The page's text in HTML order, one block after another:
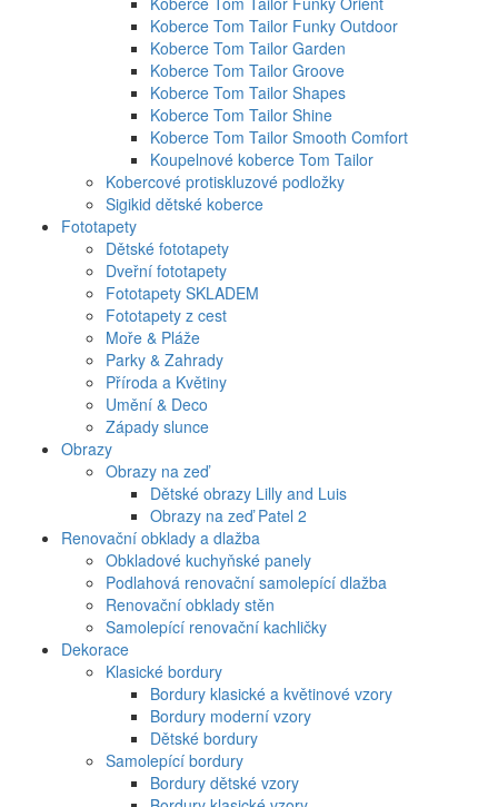
Koberce Tom Tailor Funky Outdoor
Koberce Tom Tailor Garden
Koberce Tom Tailor Groove
Koberce Tom Tailor Shapes
Koberce Tom Tailor Shine
Koberce Tom Tailor Smooth Comfort
Koupelnové koberce Tom Tailor
Kobercové protiskluzové podložky
Sigikid dětské koberce
Fototapety
Dětské fototapety
Dveřní fototapety
Fototapety SKLADEM
Fototapety z cest
Moře & Pláže
Parky & Zahrady
Příroda a Květiny
Umění & Deco
Západy slunce
Obrazy
Obrazy na zeď
Dětské obrazy Lilly and Luis
Obrazy na zeď Patel 2
Renovační obklady a dlažba
Obkladové kuchyňské panely
Podlahová renovační samolepící dlažba
Renovační obklady stěn
Samolepící renovační kachličky
Dekorace
Klasické bordury
Bordury klasické a květinové vzory
Bordury moderní vzory
Dětské bordury
Samolepící bordury
Bordury dětské vzory